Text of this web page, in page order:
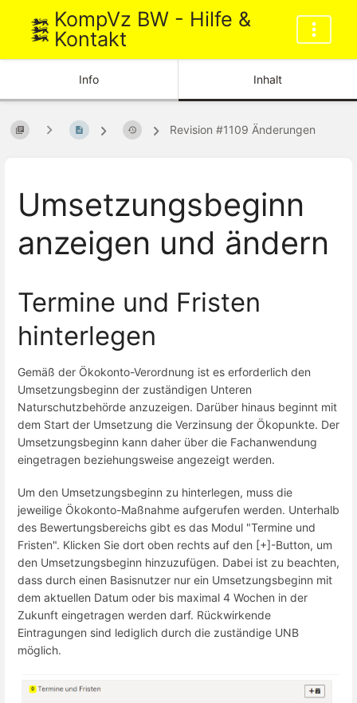
KompVz BW - Hilfe &
Kontakt
Info Inhalt
Revision #1109 Änderungen
Umsetzungsbeginn
anzeigen und ändern
Termine und Fristen
hinterlegen
Gemäß der Ökokonto-Verordnung ist es erforderlich den
Umsetzungsbeginn der zuständigen Unteren
Naturschutzbehörde anzuzeigen. Darüber hinaus beginnt mit
dem Start der Umsetzung die Verzinsung der Ökopunkte. Der
Umsetzungsbeginn kann daher über die Fachanwendung
eingetragen beziehungsweise angezeigt werden.
Um den Umsetzungsbeginn zu hinterlegen, muss die
jeweilige Ökokonto-Maßnahme aufgerufen werden. Unterhalb
des Bewertungsbereichs gibt es das Modul "Termine und
Fristen". Klicken Sie dort oben rechts auf den [+]-Button, um
den Umsetzungsbeginn hinzuzufügen. Dabei ist zu beachten,
dass durch einen Basisnutzer nur ein Umsetzungsbeginn mit
dem aktuellen Datum oder bis maximal 4 Wochen in der
Zukunft eingetragen werden darf. Rückwirkende
Eintragungen sind lediglich durch die zuständige UNB
möglich.